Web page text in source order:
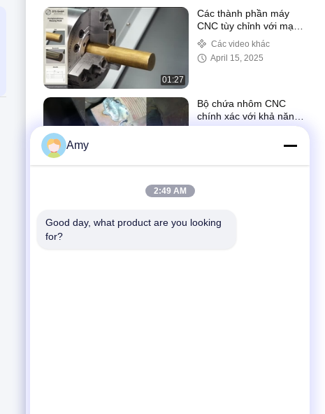
01:27
Các thành phần máy
CNC tùy chỉnh với mạ
hoặc sơn mạ để tăng
khả năng chống ăn mòn
Các video khác
April 15, 2025
Bộ chứa nhôm CNC
chính xác với khả năng
chống nhiệt tăng cường
December 10, 2024
October 26, 2023
Amy
2:49 AM
Good day, what product are you looking
for?